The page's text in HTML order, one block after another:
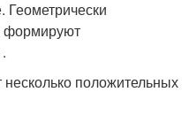
Геометрически
формируют
положительных